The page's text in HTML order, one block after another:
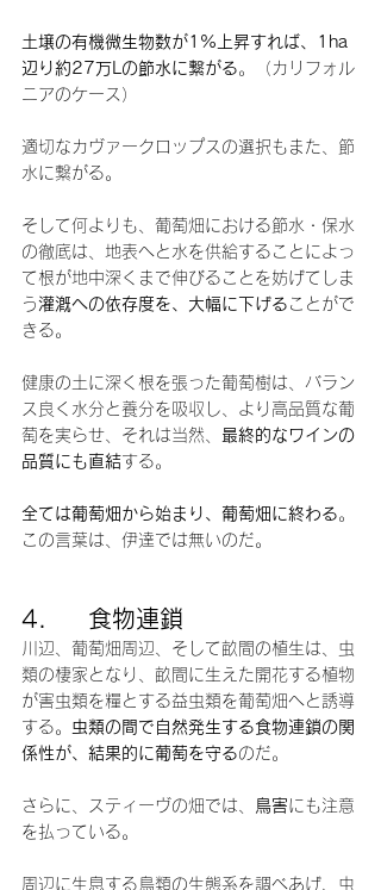
土壌の有機微生物数が1%上昇すれば、1ha
辺り約27万Lの節水に繋がる。（カリフォル
ニアのケース）
適切なカヴァークロップスの選択もまた、節
水に繋がる。
そして何よりも、葡萄畑における節水・保水
の徹底は、地表へと水を供給することによっ
て根が地中深くまで伸びることを妨げてしま
う灌漑への依存度を、大幅に下げる ことがで
きる。
健康の土に深く根を張った葡萄樹は、バラン
ス良く水分と養分を吸収し、より高品質な葡
萄を実らせ、それは当然、 最終的なワインの
品質にも直結する。
全ては葡萄畑から始まり、葡萄畑に終わる。
この言葉は、伊達では無いのだ。
4.     食物連鎖
川辺、葡萄畑周辺、そして畝間の植生は、虫
類の棲家となり、畝間に生えた開花する植物
が害虫類を糧とする益虫類を葡萄畑へと誘導
する。 虫類の間で自然発生する食物連鎖の関
係性が、結果的に葡萄を守るのだ。
さらに、スティーヴの畑では、 鳥害にも注意
を払っている。
周辺に生息する鳥類の生態系を調べあげ、虫